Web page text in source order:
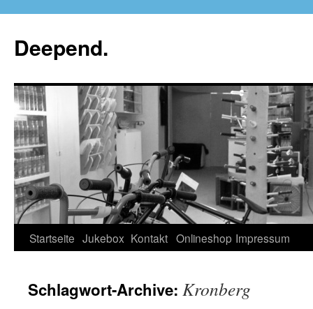
Deepend.
Startseite Jukebox Kontakt Onlineshop Impressum
Schlagwort-Archive: Kronberg